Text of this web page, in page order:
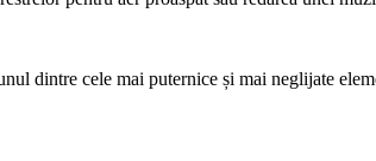
dintre cele mai puternice și mai neglijate